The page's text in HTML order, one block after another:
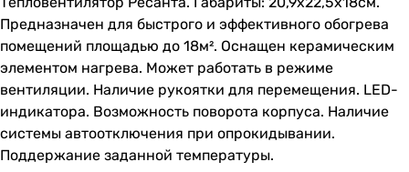
Предназначен для быстрого и эффективного обогрева
помещений площадью до 18м². Оснащен керамическим
элементом нагрева. Может работать в режиме
вентиляции. Наличие рукоятки для перемещения. LED-
индикатора. Возможность поворота корпуса. Наличие
системы автоотключения при опрокидывании.
Поддержание заданной температуры.